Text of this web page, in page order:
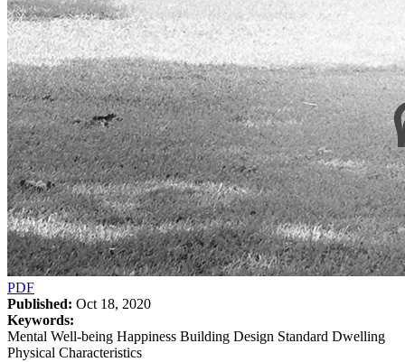
PDF
Published: Oct 18, 2020
Keywords:
Mental Well-being Happiness Building Design Standard Dwelling
Physical Characteristics